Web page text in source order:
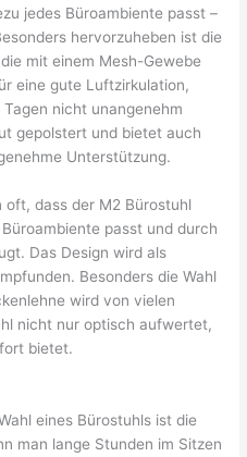
jedes Büroambiente passt –
hervorzuheben ist die
die mit einem Mesh-Gewebe
eine gute Luftzirkulation,
nicht unangenehm
gepolstert und bietet auch
Unterstützung.
oft, dass der M2 Bürostuhl
passt und durch
Das Design wird als
Besonders die Wahl
wird von vielen
nicht nur optisch aufwertet,
bietet.
eines Bürostuhls ist die
man lange Stunden im Sitzen